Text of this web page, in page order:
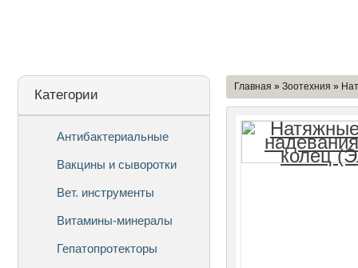
Категории
Антибактериальные
Вакцины и сыворотки
Вет. инструменты
Витамины-минералы
Гепатопротекторы
Главная » Зоотехния »